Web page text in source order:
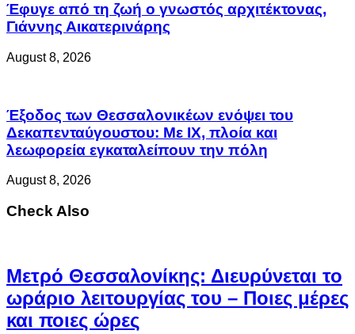
Έφυγε από τη ζωή ο γνωστός αρχιτέκτονας,
Γιάννης Αικατερινάρης
August 8, 2026
Έξοδος των Θεσσαλονικέων ενόψει του
Δεκαπενταύγουστου: Με ΙΧ, πλοία και
λεωφορεία εγκαταλείπουν την πόλη
August 8, 2026
Check Also
Μετρό Θεσσαλονίκης: Διευρύνεται το
ωράριο λειτουργίας του – Ποιες μέρες
και ποιες ώρες